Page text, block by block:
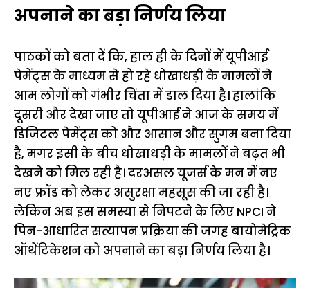
अपनाने का बड़ा निर्णय लिया
पाठकों को बता दें कि, हाल ही के दिनों में यूपीआई
पेमेंट्स के माध्यम से हो रहे धोखाधड़ी के मामलों ने
आम लोगों को गंभीर चिंता में डाल दिया है। हालांकि
दूसरी और देखा जाए तो यूपीआई ने आज के समय में
डिजिटल पेमेंट्स को और आसान और सुगम बना दिया
है, मगर इसी के बीच धोखाधड़ी के मामलों ने बढ़त भी
देखने को मिल रही है। दरअसल यूजर्स के मन में नए
नए फ्रॉड को लेकर असुरक्षा महसूस की जा रही है।
लेकिन अब इस समस्या से निपटने के लिए NPCI ने
पिन-आधारित सत्यापन प्रक्रिया की जगह बायोमेट्रिक
ऑथेंटिकेशन को अपनाने का बड़ा निर्णय लिया है।